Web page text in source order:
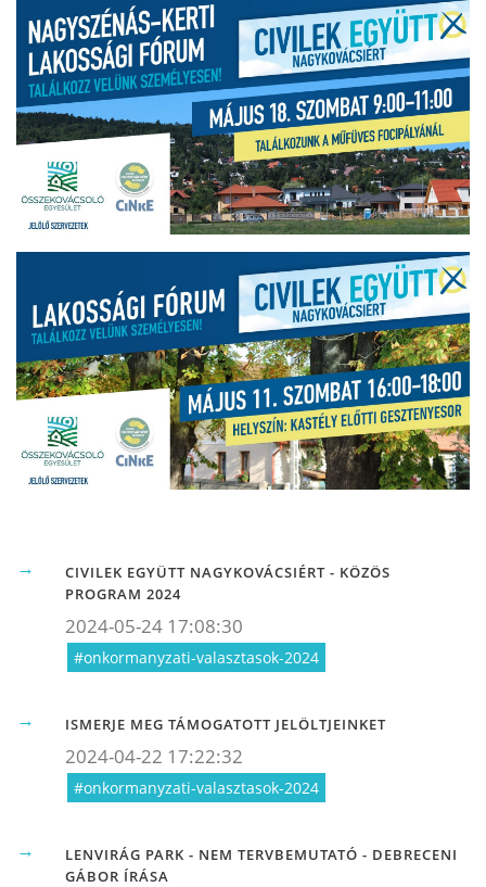
CIVILEK EGYÜTT NAGYKOVÁCSIÉRT - KÖZÖS
PROGRAM 2024
#onkormanyzati-valasztasok-2024
2024-05-24 17:08:30
ISMERJE MEG TÁMOGATOTT JELÖLTJEINKET
#onkormanyzati-valasztasok-2024
2024-04-22 17:22:32
LENVIRÁG PARK - NEM TERVBEMUTATÓ - DEBRECENI
GÁBOR ÍRÁSA